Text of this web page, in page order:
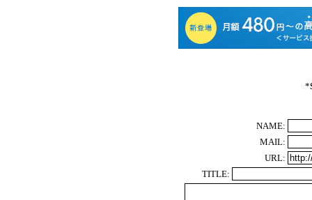
*
NAME:
MAIL:
URL:
TITLE: